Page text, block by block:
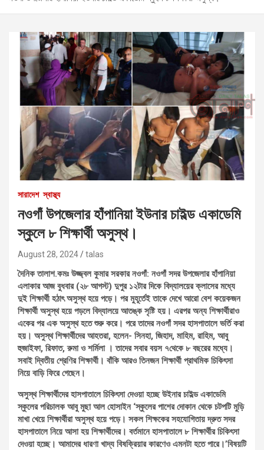
সারাদেশ স্বাস্থ্য
নওগাঁ উপজেলার হাঁপানিয়া ইউনার চাইল্ড একাডেমি
স্কুলে ৮ শিক্ষার্থী অসুস্থ।
August 28, 2024 talas
দৈনিক তালাশ.কমঃ উজ্জ্বল কুমার সরকার নওগাঁ: নওগাঁ সদর উপজেলার হাঁপানিয়া
এলাকার আজ বুধবার (২৮ আগস্ট) দুপুর ১২টার দিকে বিদ্যালয়ের ক্লাসের মধ্যে
দুই শিক্ষার্থী হঠাৎ অসুস্থ হয়ে পড়ে। পর মুহূর্তেই তাকে দেখে আরো বেশ কয়েকজন
শিক্ষার্থী অসুস্থ হয়ে পড়লে বিদ্যালয়ে আতঙ্ক সৃষ্টি হয়। এরপর অন্য শিক্ষার্থীরাও
একের পর এক অসুস্থ হতে শুরু করে। পরে তাদের নওগাঁ সদর হাসপাতালে ভর্তি করা
হয়। অসুস্থ শিক্ষার্থীদের আহতরা, হলেন- সিনহা, জিহাদ, মাহিম, রাহিম, আবু
হুজাইফা, রিফাত, রুমা ও শর্মিলা । তাদের সবার বয়স ৭থেকে ৮ বছরের মধ্যে।
সবাই দ্বিতীয় শ্রেণির শিক্ষার্থী। বাঁকি আরও তিনজন শিক্ষার্থী প্রাথমিক চিকিৎসা
নিয়ে বাড়ি ফিরে গেছেন।
অসুস্থ শিক্ষার্থীদের হাসপাতালে চিকিৎসা দেওয়া হচ্ছে উইনার চাইল্ড একাডেমি
স্কুলের পরিচালক আবু মুছা আল হোসাইন ‘স্কুলের পাশের দোকান থেকে চটপটি মুড়ি
মাখা খেয়ে শিক্ষার্থীরা অসুস্থ হয়ে পড়ে। সকল শিক্ষকের সহযোগিতায় দ্রুত সদর
হাসপাতালে নিয়ে আসা হয় শিক্ষার্থীদের। বর্তমানে হাসপাতালে ৮ শিক্ষার্থীর চিকিৎসা
দেওয়া হচ্ছে। আমাদের ধারণা খাদ্য বিষক্রিয়ার কারণেও এমনটা হতে পারে।’বিষয়টি